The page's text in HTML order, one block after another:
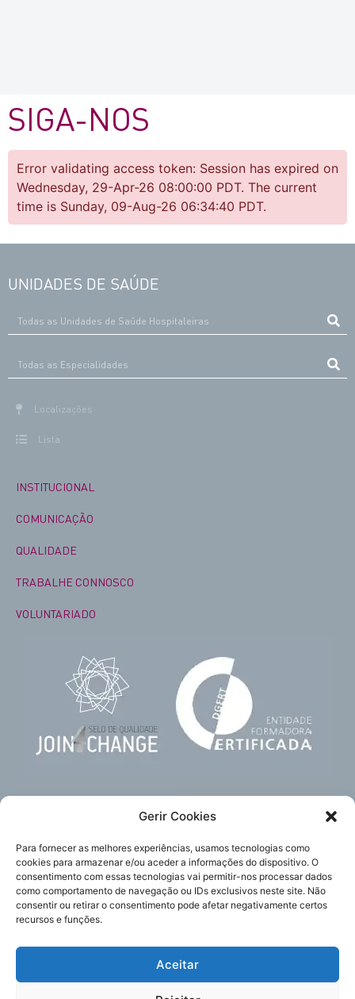
Gerir Cookies
Para fornecer as melhores experiências, usamos tecnologias como
cookies para armazenar e/ou aceder a informações do dispositivo. O
consentimento com essas tecnologias vai permitir-nos processar dados
como comportamento de navegação ou IDs exclusivos neste site. Não
consentir ou retirar o consentimento pode afetar negativamente certos
recursos e funções.
Aceitar
SIGA-NOS
Error validating access token: Session has expired on
Wednesday, 29-Apr-26 08:00:00 PDT. The current
time is Sunday, 09-Aug-26 06:34:40 PDT.
UNIDADES DE SAÚDE
Localizações
Lista
INSTITUCIONAL
COMUNICAÇÃO
QUALIDADE
TRABALHE CONNOSCO
VOLUNTARIADO
Acompanhe-nos
Política de Privacidade
Subscreva
a nossa newsletter